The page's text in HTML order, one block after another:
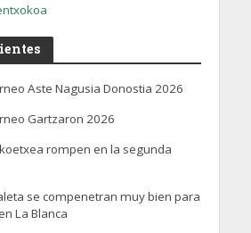
Aste Nagusia Donostia 2026
Gartzaron 2026
rompen en la segunda
se compenetran muy bien para
La Blanca